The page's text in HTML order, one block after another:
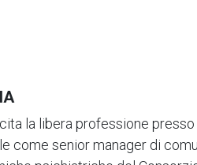
la libera professione
come senior manager di